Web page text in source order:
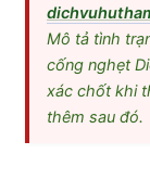
Mô tả tình
cống nghẹt
xác chốt khi
thêm sau đó.